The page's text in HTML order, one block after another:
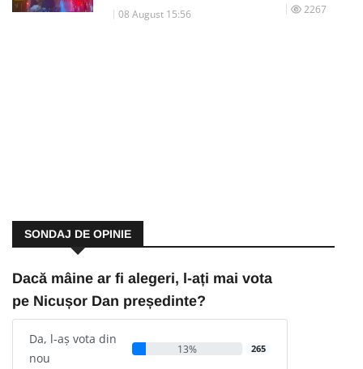
08 August 15:56 2267
SONDAJ DE OPINIE
Dacă mâine ar fi alegeri, l-ați mai vota
pe Nicușor Dan președinte?
Da, l-aș vota din
nou
13% 265